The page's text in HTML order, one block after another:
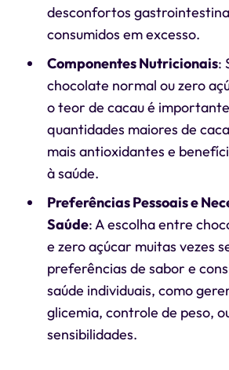
desconfortos
consumidos em excesso.
Componentes Nutricionais:
chocolate normal ou zero
o teor de cacau é
quantidades maiores de
mais antioxidantes e
à saúde.
Preferências Pessoais e
Saúde: A escolha entre
e zero açúcar muitas vezes
preferências de sabor e
saúde individuais, como
glicemia, controle de peso,
sensibilidades.